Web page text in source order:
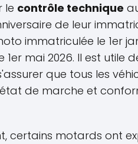
le contrôle technique
de leur
immatriculée le 1er
1er mai 2026. Il est utile
que tous les
de marche et
certains motards ont